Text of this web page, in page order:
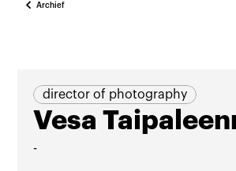
Archief
director of photography
Vesa
-